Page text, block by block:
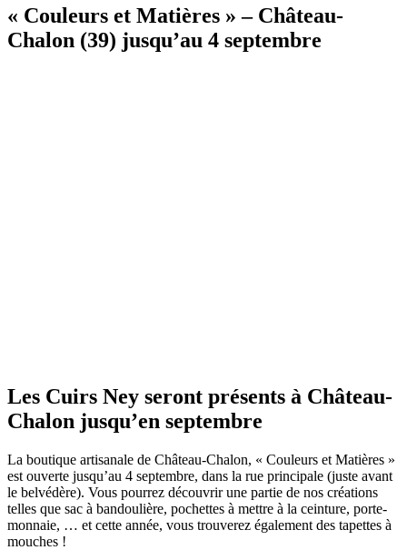
« Couleurs et Matières » – Château-
Chalon (39) jusqu’au 4 septembre
Les Cuirs Ney seront présents à Château-
Chalon jusqu’en septembre
La boutique artisanale de Château-Chalon, « Couleurs et Matières »
est ouverte jusqu’au 4 septembre, dans la rue principale (juste avant
le belvédère). Vous pourrez découvrir une partie de nos créations
telles que sac à bandoulière, pochettes à mettre à la ceinture, porte-
monnaie, … et cette année, vous trouverez également des tapettes à
mouches !